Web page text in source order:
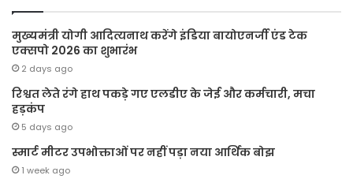
मुख्यमंत्री योगी आदित्यनाथ करेंगे इंडिया बायोएनर्जी एंड टेक
एक्सपो 2026 का शुभारंभ
2 days ago
रिश्वत लेते रंगे हाथ पकड़े गए एलडीए के जेई और कर्मचारी, मचा
हड़कंप
5 days ago
स्मार्ट मीटर उपभोक्ताओं पर नहीं पड़ा नया आर्थिक बोझ
1 week ago